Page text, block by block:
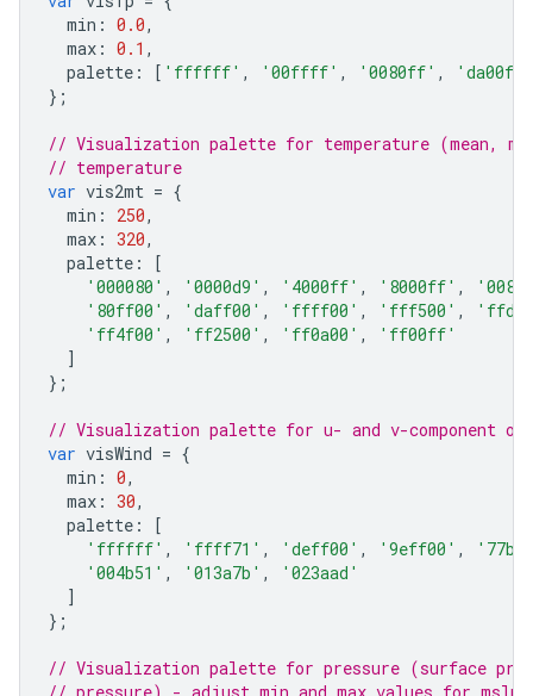
min : 0.0,
max : 0.1 ,
palette : [ 'ffffff' , '00ffff' , '0080ff' ,
'da00ff'
};
// Visualization palette for temperature (mean, min
// temperature
var vis2mt = {
min : 250,
max : 320,
palette :
[
'000080' , '0000d9' , '4000ff' , '8000ff' ,
'80ff00' , 'daff00' , 'ffff00' , 'fff500' ,
'ff4f00' , 'ff2500' , 'ff0a00' ,
'ff00ff'
]
};
// Visualization palette for u- and v-component of
var visWind = {
min : 0,
max : 30,
palette :
[
'ffffff' , 'ffff71' , 'deff00' , '9eff00' ,
'004b51' , '013a7b' ,
'023aad'
]
};
// Visualization palette for pressure (surface